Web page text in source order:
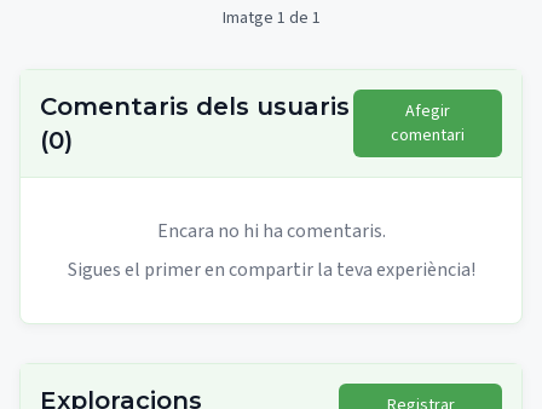
Imatge 1 de 1
Comentaris dels usuaris
(0)
Afegir
comentari
Encara no hi ha comentaris.
Sigues el primer en compartir la teva experiència!
Exploracions